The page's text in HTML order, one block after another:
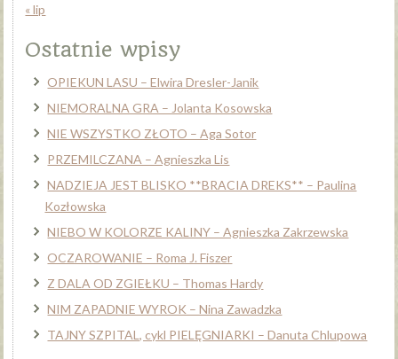
« lip
Ostatnie wpisy
OPIEKUN LASU – Elwira Dresler-Janik
NIEMORALNA GRA – Jolanta Kosowska
NIE WSZYSTKO ZŁOTO – Aga Sotor
PRZEMILCZANA – Agnieszka Lis
NADZIEJA JEST BLISKO **BRACIA DREKS** – Paulina
Kozłowska
NIEBO W KOLORZE KALINY – Agnieszka Zakrzewska
OCZAROWANIE – Roma J. Fiszer
Z DALA OD ZGIEŁKU – Thomas Hardy
NIM ZAPADNIE WYROK – Nina Zawadzka
TAJNY SZPITAL, cykl PIELĘGNIARKI – Danuta Chlupowa